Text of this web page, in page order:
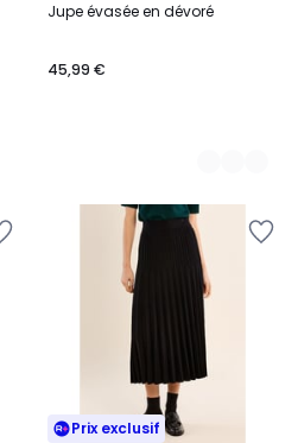
Jupe évasée en dévoré
45,99 €
Couleurs
Prix exclusif